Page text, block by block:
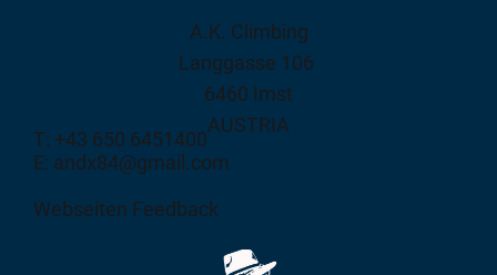
A.K. Climbing
Langgasse 106
6460 Imst
AUSTRIA
T: +43 650 6451400
E: andx84@gmail.com
Webseiten Feedback